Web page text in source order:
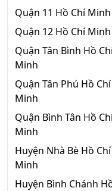
Quận 11 Hồ Chí Minh
Quận 12 Hồ Chí Minh
Quận Tân Bình Hồ
Minh
Quận Tân Phú Hồ Chí
Minh
Quận Bình Tân Hồ
Minh
Huyện Nhà Bè Hồ Chí
Minh
Huyện Bình Chánh